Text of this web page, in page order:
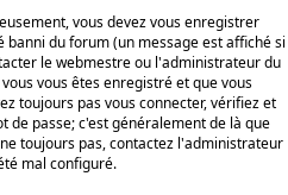
vous devez vous enregistrer
banni du forum (un message est affiché si
le webmestre ou l'administrateur du
vous êtes enregistré et que vous
toujours pas vous connecter, vérifiez et
de passe; c'est généralement de là que
toujours pas, contactez l'administrateur
mal configuré.